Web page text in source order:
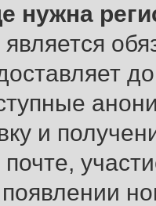
нужна
является
и